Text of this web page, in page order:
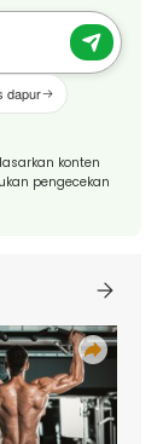
dapur
konten
pengecekan